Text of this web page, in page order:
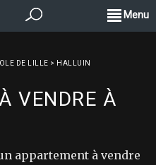
Menu
DE LILLE > HALLUIN
VENDRE À
appartement à vendre